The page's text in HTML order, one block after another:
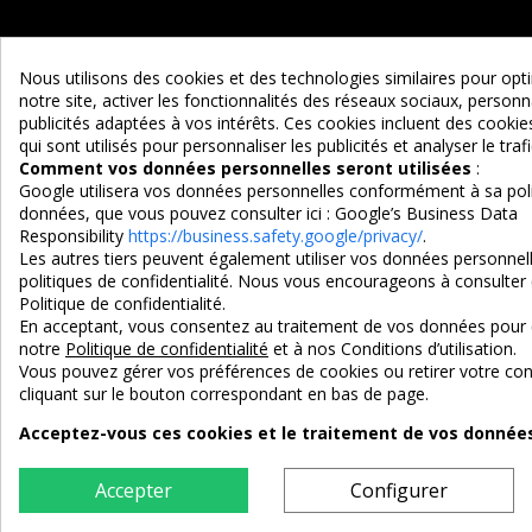
Maison d'un Rêve
Adresse :
EURL MAISON D'UN REVE
90 Route d'Ascarat
64220 UHART-CIZE
Tel : 05 59 19 10 38
e-mail : contact@maisondunreve.com
Nous utilisons des cookies et des technologies similaires pour
notre site, activer les fonctionnalités des réseaux sociaux,
publicités adaptées à vos intérêts. Ces cookies incluent des
qui sont utilisés pour personnaliser les publicités et analyser le
Comment vos données personnelles seront utilisées :
Google utilisera vos données personnelles conformément à sa
données, que vous pouvez consulter ici : Google’s Business Data
Responsibility https://business.safety.google/privacy/.
Les autres tiers peuvent également utiliser vos données
politiques de confidentialité. Nous vous encourageons à
Politique de confidentialité.
En acceptant, vous consentez au traitement de vos données
notre Politique de confidentialité et à nos Conditions d’utilisation.
Vous pouvez gérer vos préférences de cookies ou retirer votre
cliquant sur le bouton correspondant en bas de page.
Acceptez-vous ces cookies et le traitement de vos
Accepter Configurer